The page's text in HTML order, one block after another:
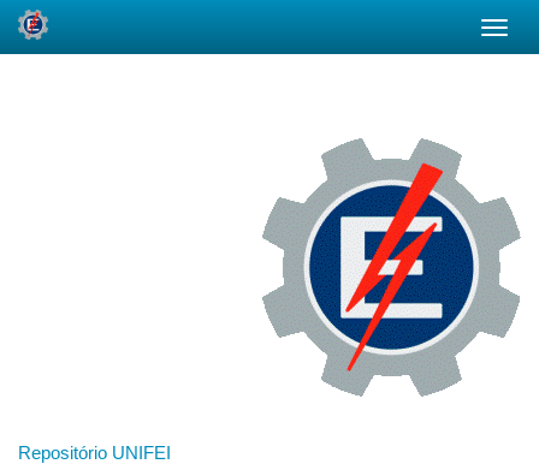
Repositório UNIFEI